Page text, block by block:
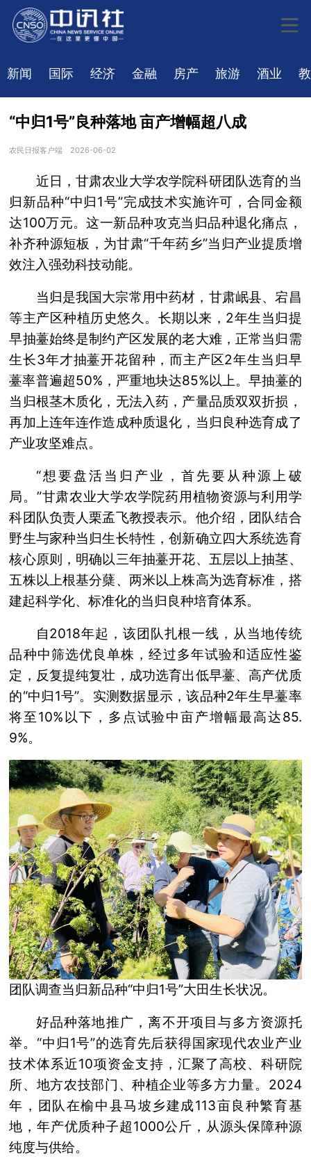
新闻 国际 经济 金融 房产 旅游 酒业
“中归1号”良种落地 亩产增幅超八成
农民日报客户端 2026-06-02
近日，甘肃农业大学农学院科研团队选育的当
归新品种“中归1号”完成技术实施许可，合同金额
达100万元。这一新品种攻克当归品种退化痛点，
补齐种源短板，为甘肃“千年药乡”当归产业提质增
效注入强劲科技动能。
当归是我国大宗常用中药材，甘肃岷县、宕昌
等主产区种植历史悠久。长期以来，2年生当归提
早抽薹始终是制约产区发展的老大难，正常当归需
生长3年才抽薹开花留种，而主产区2年生当归早
薹率普遍超50%，严重地块达85%以上。早抽薹的
当归根茎木质化，无法入药，产量品质双双折损，
再加上连年连作造成种质退化，当归良种选育成了
产业攻坚难点。
“想要盘活当归产业，首先要从种源上破
局。”甘肃农业大学农学院药用植物资源与利用学
科团队负责人栗孟飞教授表示。他介绍，团队结合
野生与家种当归生长特性，创新确立四大系统选育
核心原则，明确以三年抽薹开花、五层以上抽茎、
五株以上根基分蘖、两米以上株高为选育标准，搭
建起科学化、标准化的当归良种培育体系。
自2018年起，该团队扎根一线，从当地传统
品种中筛选优良单株，经过多年试验和适应性鉴
定，反复提纯复壮，成功选育出低早薹、高产优质
的“中归1号”。实测数据显示，该品种2年生早薹率
将至10%以下，多点试验中亩产增幅最高达85.
9%。
团队调查当归新品种“中归1号”大田生长状况。
好品种落地推广，离不开项目与多方资源托
举。“中归1号”的选育先后获得国家现代农业产业
技术体系近10项资金支持，汇聚了高校、科研院
所、地方农技部门、种植企业等多方力量。2024
年，团队在榆中县马坡乡建成113亩良种繁育基
地，年产优质种子超1000公斤，从源头保障种源
纯度与供给。